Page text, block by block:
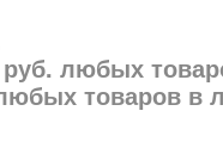
любых
товаров в